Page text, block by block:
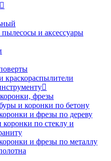
и аксессуары
краскораспылители
фрезы
и коронки по бетону
и фрезы по дереву
коронки по стеклу и
и фрезы по металлу